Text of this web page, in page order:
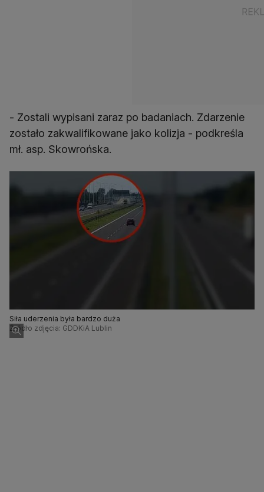
- Zostali wypisani zaraz po badaniach. Zdarzenie
zostało zakwalifikowane jako kolizja - podkreśla
mł. asp. Skowrońska.
Siła uderzenia była bardzo duża
Źródło zdjęcia: GDDKiA Lublin